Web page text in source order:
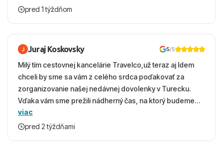
krasny, cisty. Sluzby top. Strava, prostredie, more,
pred 1 týždňom
Juraj Koskovsky 5/5
Milý tím cestovnej kancelárie Travelco,už teraz aj Idem
chceli by sme sa vám z celého srdca poďakovať za
zorganizovanie našej nedávnej dovolenky v Turecku.
Vďaka vám sme prežili nádherný čas, na ktorý budeme
ešte dlho s úsmevom spomínať. ​Všetko prebehlo
absolútne hladko – od prvotného výberu zájazdu, cez
viac
pred 2 týždňami